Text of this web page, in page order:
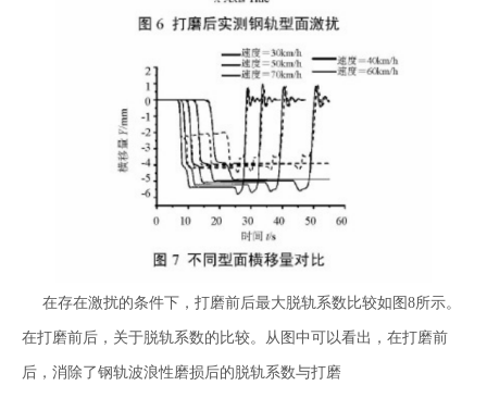
在存在激扰的条件下，打磨前后最大脱轨系数比较如图8所示。
在打磨前后，关于脱轨系数的比较。从图中可以看出，在打磨前
后，消除了钢轨波浪性磨损后的脱轨系数与打磨